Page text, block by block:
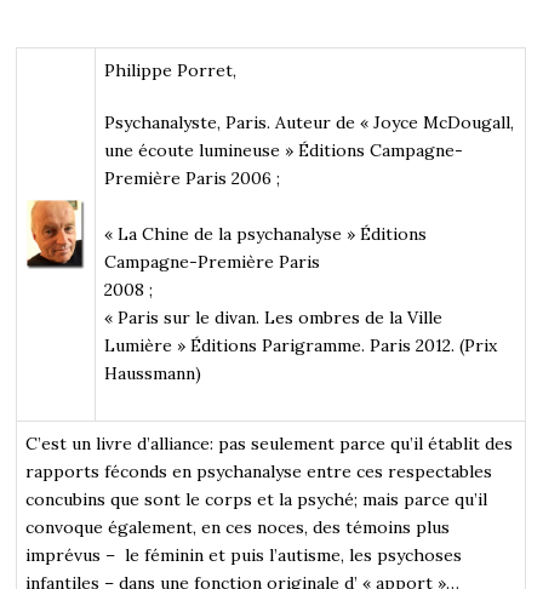
Philippe Porret,
Psychanalyste, Paris. Auteur de « Joyce McDougall,
une écoute lumineuse » Éditions Campagne-
Première Paris 2006 ;
« La Chine de la psychanalyse » Éditions
Campagne-Première Paris
2008 ;
« Paris sur le divan. Les ombres de la Ville
Lumière » Éditions Parigramme. Paris 2012. (Prix
Haussmann)
C’est un livre d’alliance: pas seulement parce qu’il établit des
rapports féconds en psychanalyse entre ces respectables
concubins que sont le corps et la psyché; mais parce qu’il
convoque également, en ces noces, des témoins plus
imprévus – le féminin et puis l’autisme, les psychoses
infantiles – dans une fonction originale d’ « apport »…